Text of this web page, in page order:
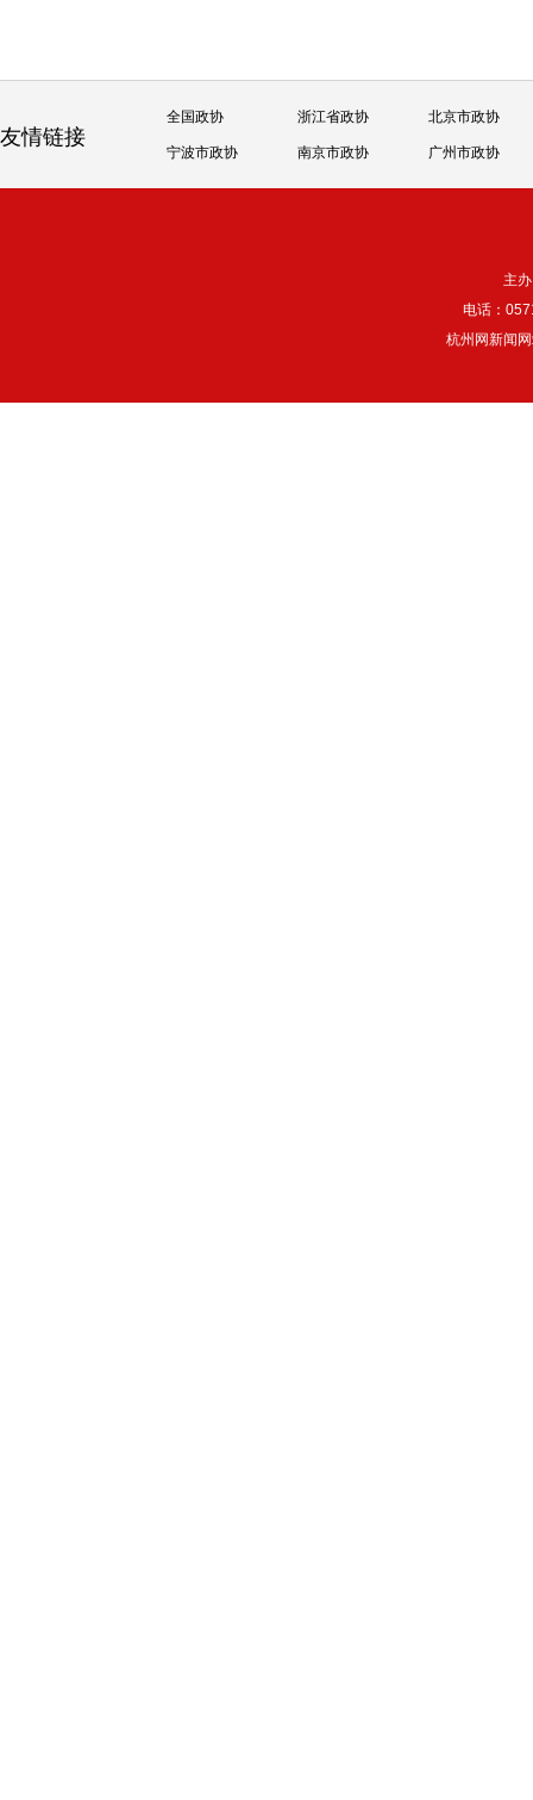
友情链接
全国政协 浙江省政协 北京市政协
宁波市政协 南京市政协 广州市政协
主
电话：
杭州网新闻